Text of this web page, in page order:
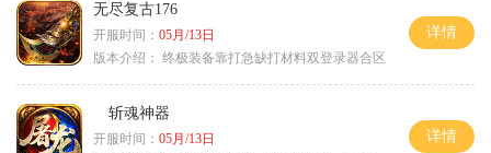
无尽复古176
开服时间： 05月/13日
版本介绍： 终极装备靠打急缺打材料双登录器合区
详情
斩魂神器
开服时间： 05月/13日
详情